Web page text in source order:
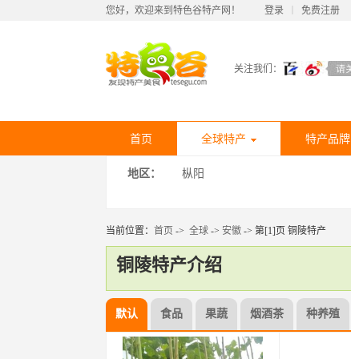
您好，欢迎来到特色谷特产网！ 登录 免费注册
关注我们：
首页 全球特产 特产品牌
地区： 枞阳
当前位置： 首页 -> 全球 -> 安徽 -> 第[1]页 铜陵特产
铜陵特产介绍
默认 食品 果蔬 烟酒茶 种养殖